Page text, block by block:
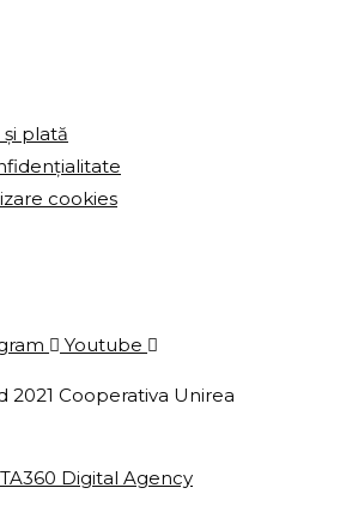
plată
cookies
Youtube
2021 Cooperativa Unirea
Digital Agency